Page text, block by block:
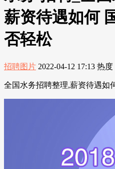
薪资待遇如何
否轻松
招聘图片 2022-04-12 17:13 热度
全国水务招聘整理,薪资待遇如